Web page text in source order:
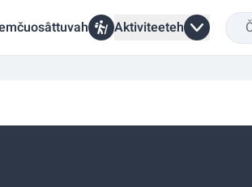
Aktiviteeteh